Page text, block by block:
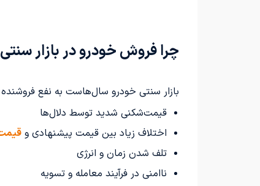
چرا فروش خودرو در بازار
بازار سنتی خودرو سال‌هاست به نفع
قیمت‌شکنی شدید توسط دلال‌ها
اختلاف زیاد بین قیمت پیشنهادی و
تلف شدن زمان و انرژی
ناامنی در فرآیند معامله و تسویه